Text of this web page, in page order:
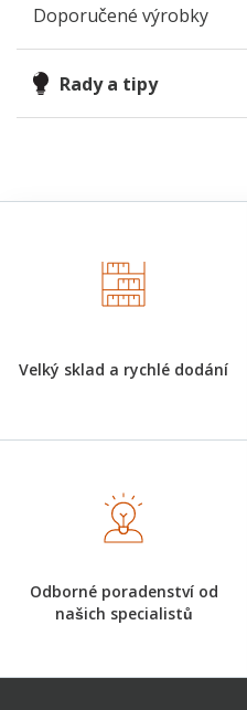
Doporučené výrobky
Rady a tipy
Velký sklad a rychlé dodání
Odborné poradenství od
našich specialistů